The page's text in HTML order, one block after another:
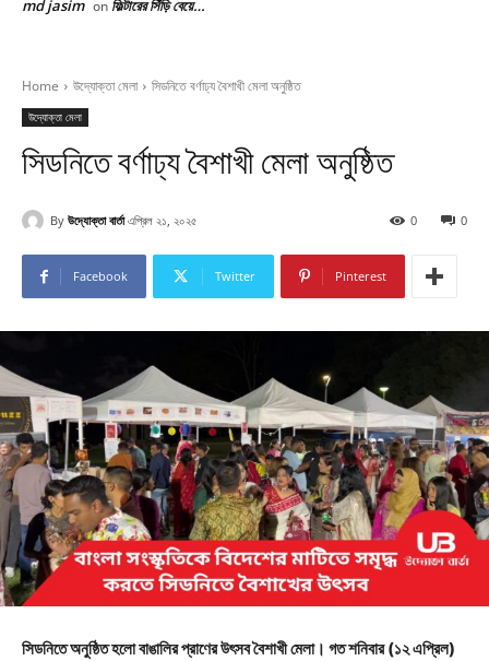
md jasim on ফিল্টারের সিঁড়ি বেয়ে…